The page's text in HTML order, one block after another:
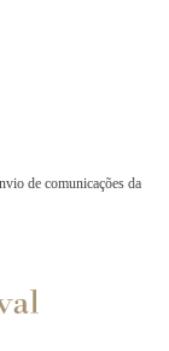
de comunicações da